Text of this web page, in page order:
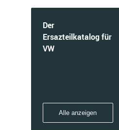
05/2010
Der
Ersazteilkatalog für
VW
Alle anzeigen